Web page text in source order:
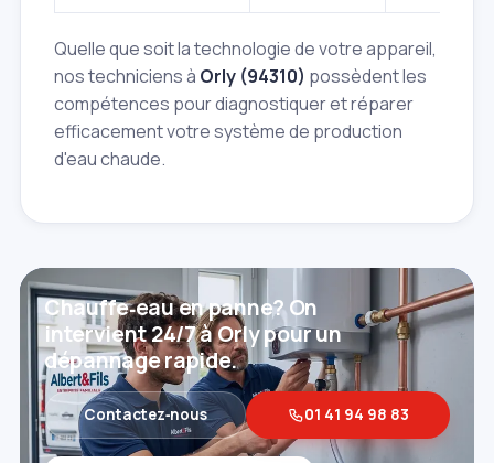
Quelle que soit la technologie de votre appareil,
nos techniciens à Orly (94310) possèdent les
compétences pour diagnostiquer et réparer
efficacement votre système de production
d'eau chaude.
Chauffe‑eau en panne? On
intervient 24/7 à Orly pour un
dépannage rapide.
Contactez‑nous 01 41 94 98 83